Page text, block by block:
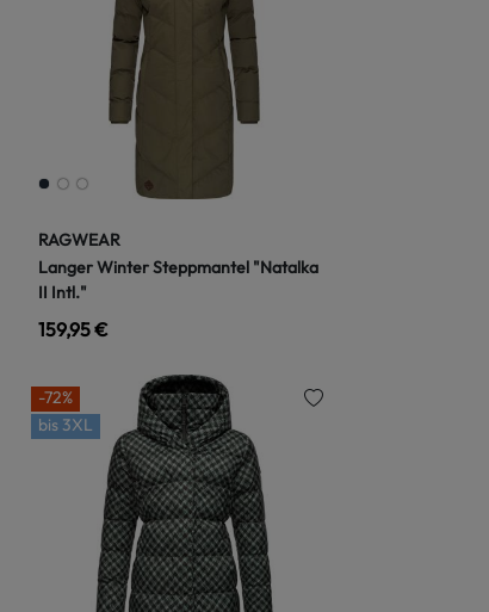
RAGWEAR
Langer Winter Steppmantel "Natalka
II Intl."
159,95 €
-72%
bis 3XL